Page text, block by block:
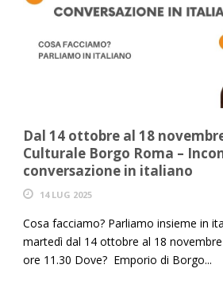
Dal 14 ottobre al 18
Culturale Borgo Roma –
conversazione in italiano
14 LUG 2025
Cosa facciamo? Parliamo insieme in
martedì dal 14 ottobre al 18
ore 11.30 Dove? Emporio di Borgo...